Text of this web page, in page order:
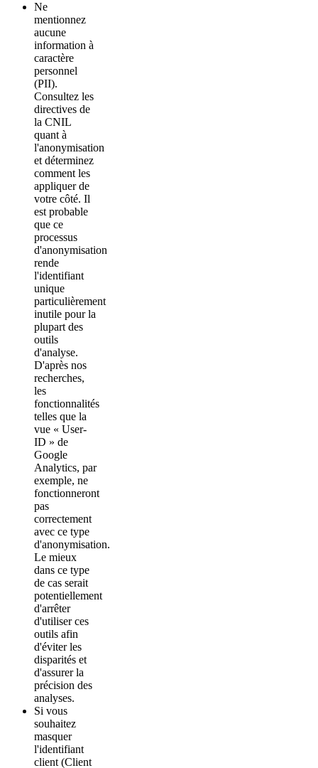
Ne
mentionnez
aucune
information à
caractère
personnel
(PII).
Consultez les
directives de
la CNIL
quant à
l'anonymisation
et déterminez
comment les
appliquer de
votre côté. Il
est probable
que ce
processus
d'anonymisation
rende
l'identifiant
unique
particulièrement
inutile pour la
plupart des
outils
d'analyse.
D'après nos
recherches,
les
fonctionnalités
telles que la
vue « User-
ID » de
Google
Analytics, par
exemple, ne
fonctionneront
pas
correctement
avec ce type
d'anonymisation.
Le mieux
dans ce type
de cas serait
potentiellement
d'arrêter
d'utiliser ces
outils afin
d'éviter les
disparités et
d'assurer la
précision des
analyses.
Si vous
souhaitez
masquer
l'identifiant
client (Client